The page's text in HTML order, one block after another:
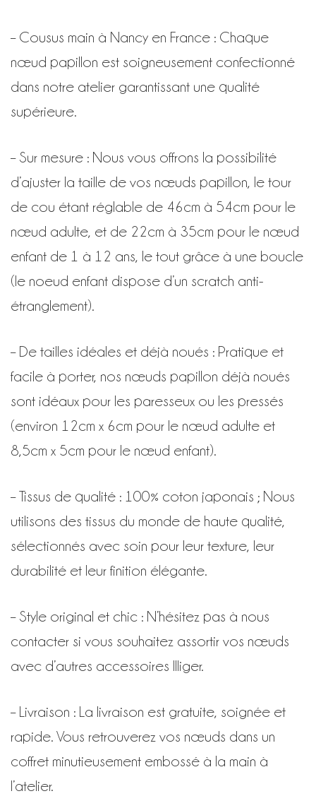
– Cousus main à Nancy en France : Chaque
nœud papillon est soigneusement confectionné
dans notre atelier garantissant une qualité
supérieure.
– Sur mesure : Nous vous offrons la possibilité
d’ajuster la taille de vos nœuds papillon, le tour
de cou étant réglable de 46cm à 54cm pour le
nœud adulte, et de 22cm à 35cm pour le nœud
enfant de 1 à 12 ans, le tout grâce à une boucle
(le noeud enfant dispose d’un scratch anti-
étranglement).
– De tailles idéales et déjà noués : Pratique et
facile à porter, nos nœuds papillon déjà noués
sont idéaux pour les paresseux ou les pressés
(environ 12cm x 6cm pour le nœud adulte et
8,5cm x 5cm pour le nœud enfant).
– Tissus de qualité : 100% coton japonais ; Nous
utilisons des tissus du monde de haute qualité,
sélectionnés avec soin pour leur texture, leur
durabilité et leur finition élégante.
– Style original et chic : N’hésitez pas à nous
contacter si vous souhaitez assortir vos nœuds
avec d’autres accessoires Illiger.
– Livraison : La livraison est gratuite, soignée et
rapide. Vous retrouverez vos nœuds dans un
coffret minutieusement embossé à la main à
l’atelier.